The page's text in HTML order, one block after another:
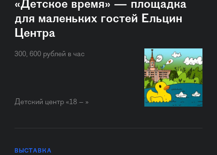
«Детское время» — площадка
для маленьких гостей Ельцин
Центра
300, 600 рублей в час
Детский центр «18 – »
ВЫСТАВКА